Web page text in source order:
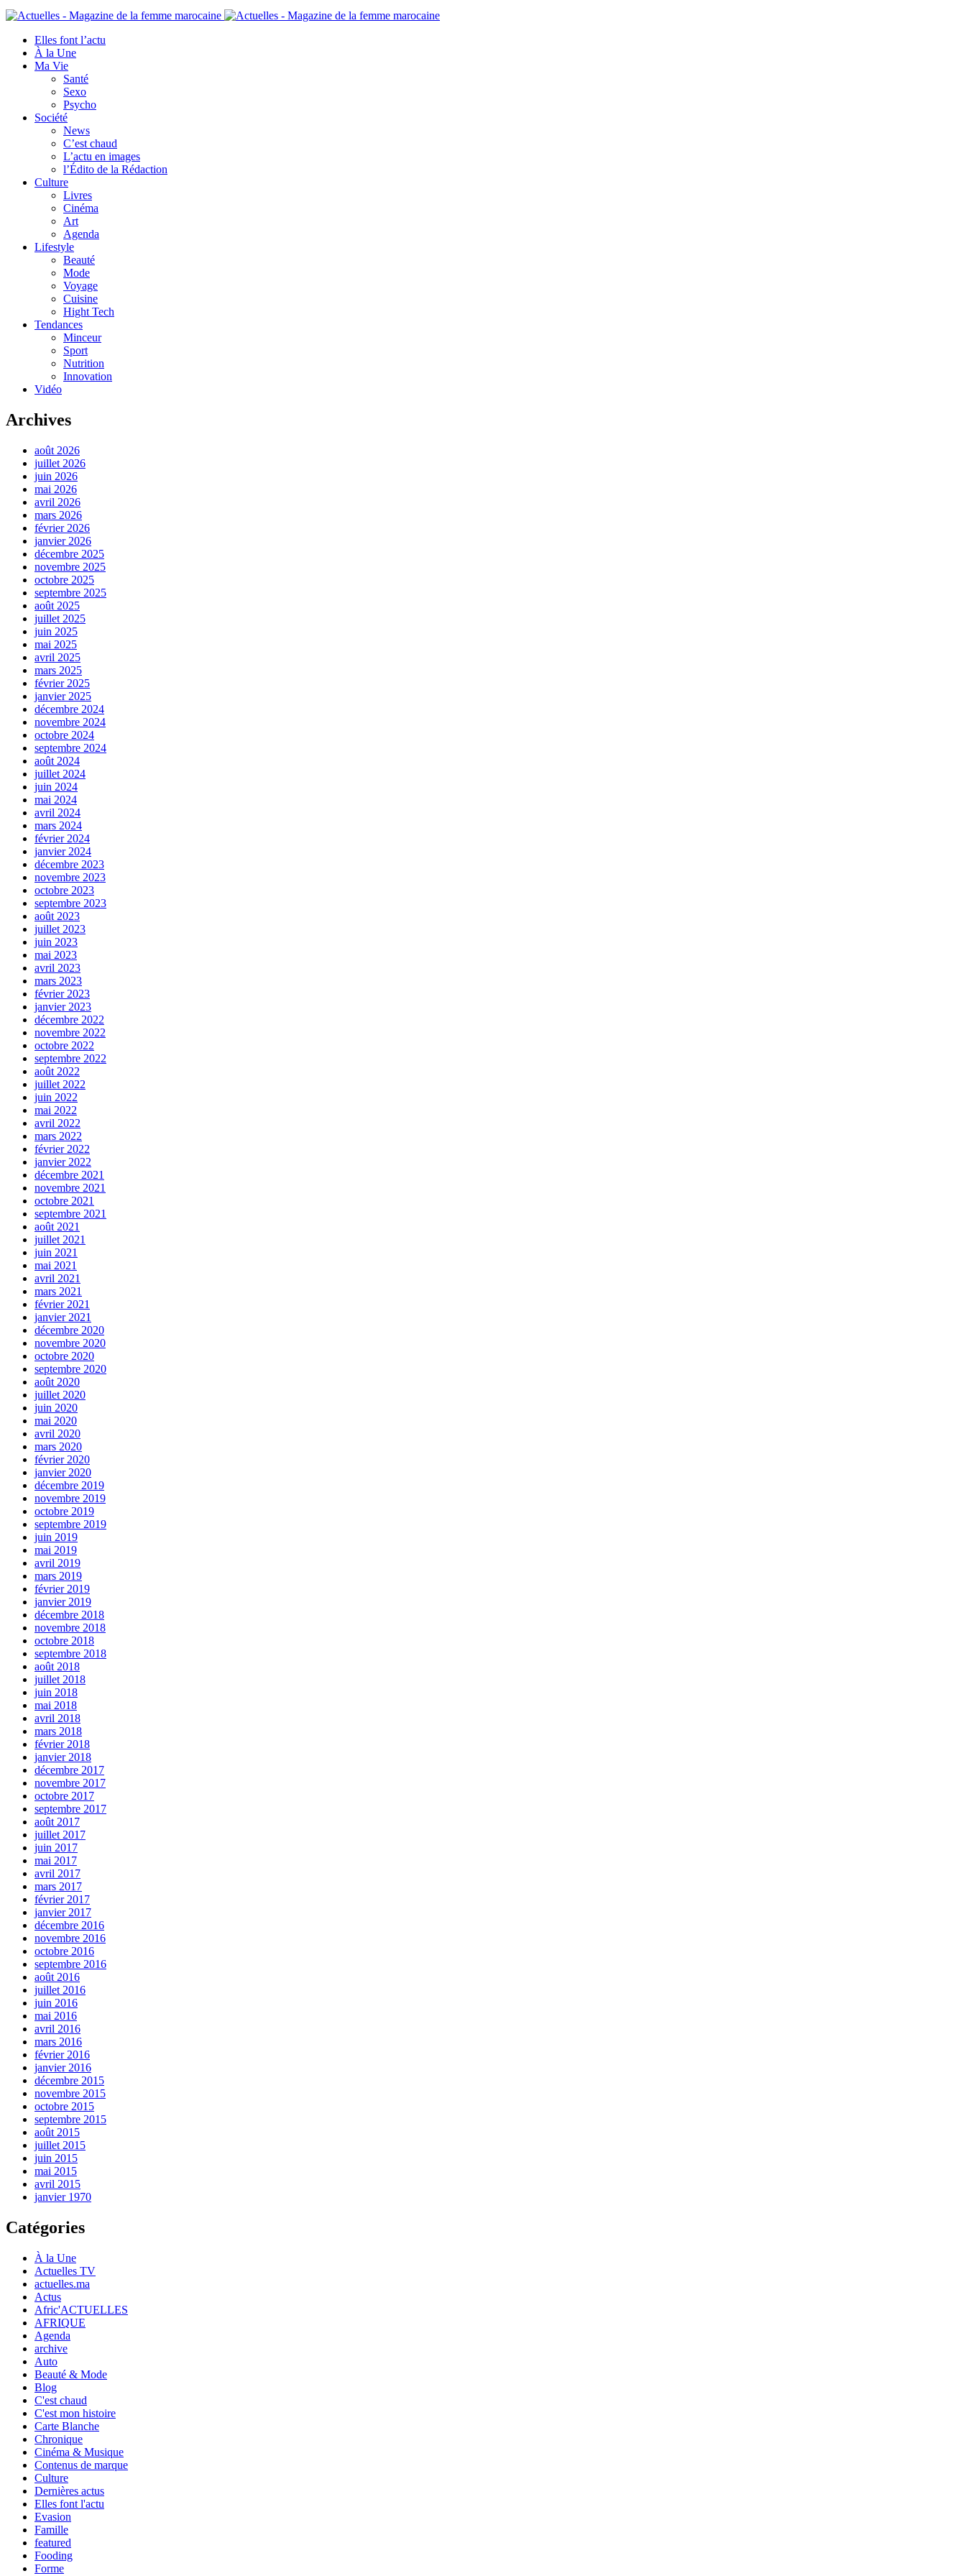
Elles font l’actu
À la Une
Ma Vie
Santé
Sexo
Psycho
Société
News
C’est chaud
L’actu en images
l’Édito de la Rédaction
Culture
Livres
Cinéma
Art
Agenda
Lifestyle
Beauté
Mode
Voyage
Cuisine
Hight Tech
Tendances
Minceur
Sport
Nutrition
Innovation
Vidéo
Archives
août 2026
juillet 2026
juin 2026
mai 2026
avril 2026
mars 2026
février 2026
janvier 2026
décembre 2025
novembre 2025
octobre 2025
septembre 2025
août 2025
juillet 2025
juin 2025
mai 2025
avril 2025
mars 2025
février 2025
janvier 2025
décembre 2024
novembre 2024
octobre 2024
septembre 2024
août 2024
juillet 2024
juin 2024
mai 2024
avril 2024
mars 2024
février 2024
janvier 2024
décembre 2023
novembre 2023
octobre 2023
septembre 2023
août 2023
juillet 2023
juin 2023
mai 2023
avril 2023
mars 2023
février 2023
janvier 2023
décembre 2022
novembre 2022
octobre 2022
septembre 2022
août 2022
juillet 2022
juin 2022
mai 2022
avril 2022
mars 2022
février 2022
janvier 2022
décembre 2021
novembre 2021
octobre 2021
septembre 2021
août 2021
juillet 2021
juin 2021
mai 2021
avril 2021
mars 2021
février 2021
janvier 2021
décembre 2020
novembre 2020
octobre 2020
septembre 2020
août 2020
juillet 2020
juin 2020
mai 2020
avril 2020
mars 2020
février 2020
janvier 2020
décembre 2019
novembre 2019
octobre 2019
septembre 2019
juin 2019
mai 2019
avril 2019
mars 2019
février 2019
janvier 2019
décembre 2018
novembre 2018
octobre 2018
septembre 2018
août 2018
juillet 2018
juin 2018
mai 2018
avril 2018
mars 2018
février 2018
janvier 2018
décembre 2017
novembre 2017
octobre 2017
septembre 2017
août 2017
juillet 2017
juin 2017
mai 2017
avril 2017
mars 2017
février 2017
janvier 2017
décembre 2016
novembre 2016
octobre 2016
septembre 2016
août 2016
juillet 2016
juin 2016
mai 2016
avril 2016
mars 2016
février 2016
janvier 2016
décembre 2015
novembre 2015
octobre 2015
septembre 2015
août 2015
juillet 2015
juin 2015
mai 2015
avril 2015
janvier 1970
Catégories
À la Une
Actuelles TV
actuelles.ma
Actus
Afric'ACTUELLES
AFRIQUE
Agenda
archive
Auto
Beauté & Mode
Blog
C'est chaud
C'est mon histoire
Carte Blanche
Chronique
Cinéma & Musique
Contenus de marque
Culture
Dernières actus
Elles font l'actu
Evasion
Famille
featured
Fooding
Forme